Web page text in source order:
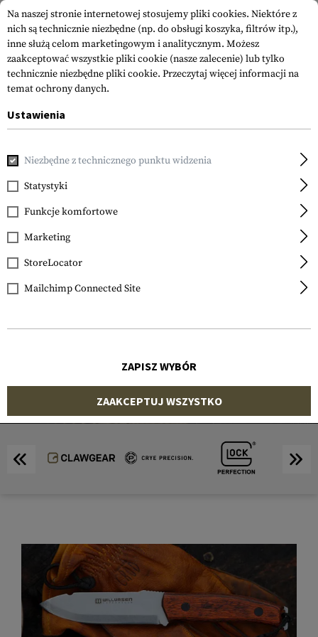
EARMOR
Na naszej stronie internetowej stosujemy pliki cookies. Niektóre z
nich są technicznie niezbędne (np. do obsługi koszyka, filtrów itp.),
inne służą celom marketingowym i analitycznym. Możesz
zaakceptować wszystkie pliki cookie (nasze zalecenie) lub tylko
technicznie niezbędne pliki cookie. Przeczytaj więcej informacji na
temat ochrony danych.
Ustawienia
Niezbędne z technicznego punktu widzenia
Statystyki
Funkcje komfortowe
Marketing
StoreLocator
Mailchimp Connected Site
ZAPISZ WYBÓR
ZAAKCEPTUJ WSZYSTKO